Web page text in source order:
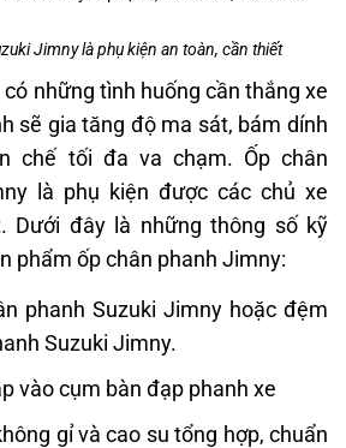
Jimny là phụ kiện an toàn, cần thiết
những tình huống cần thắng xe
sẽ gia tăng độ ma sát, bám dính
chế tối đa va chạm. Ốp chân
là phụ kiện được các chủ xe
Dưới đây là những thông số kỹ
phẩm ốp chân phanh Jimny:
phanh Suzuki Jimny hoặc đệm
Suzuki Jimny.
vào cụm bàn đạp phanh xe
gỉ và cao su tổng hợp, chuẩn